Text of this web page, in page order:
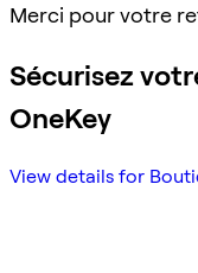
Merci pour votre
Sécurisez
OneKey
View details for